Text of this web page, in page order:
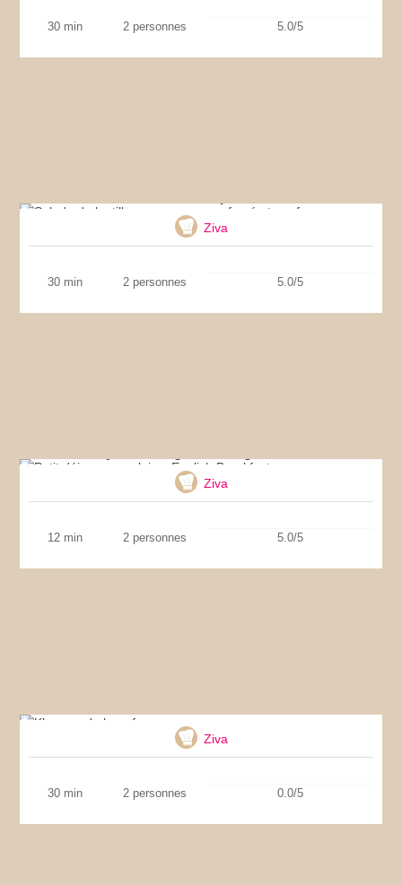
30 min 2 personnes 5.0/5
Ziva
30 min 2 personnes 5.0/5
Ziva
12 min 2 personnes 5.0/5
Ziva
30 min 2 personnes 0.0/5